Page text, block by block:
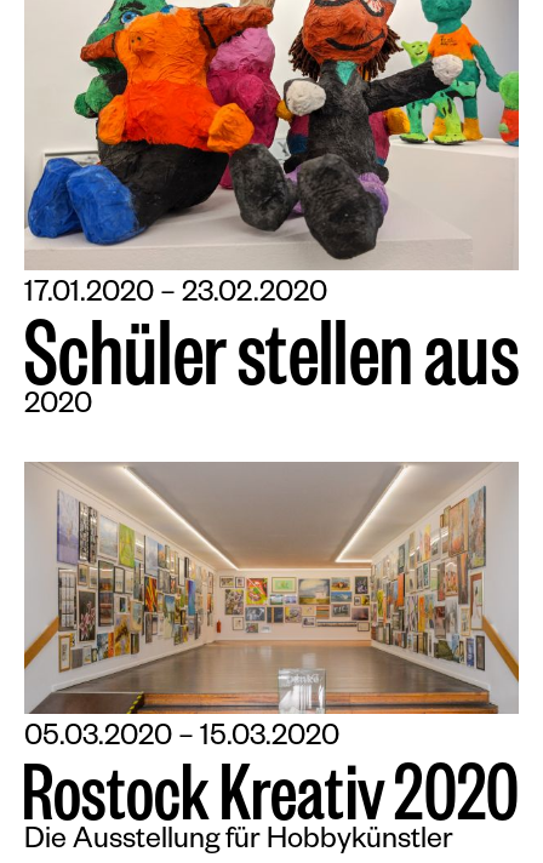
17.01.2020 – 23.02.2020
Schülerstellenaus
2020
05.03.2020 – 15.03.2020
RostockKreativ2020
Die Ausstellung für Hobbykünstler